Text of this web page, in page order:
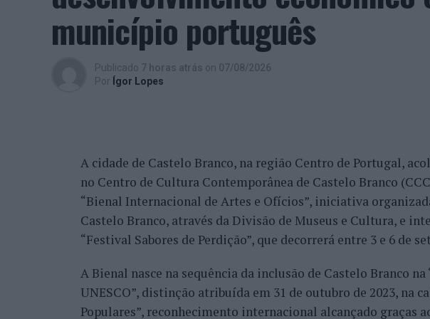
alguns jogadores.
Entre os portugueses, Tiago Torres e Jaime Faria
edição, ambos alcançando os quartos de final. Torres assinou
Já Jaime Faria venceu o peruano Gonzalo Bueno e o
alcançando também os quartos de final, onde acabou
Darderi, num encontro decidido em três sets.
Nuno Borges, principal representante nacional no quadro
segunda ronda pelo argentino Román Andrés Burruchaga,
sets.
Henrique Rocha e Frederico Ferreira Silva despediram-se na
município português
Publicado 7 horas atrás on 07/08/2026
Por Ígor Lopes
A cidade de Castelo Branco, na região Centro de Portugal,
no Centro de Cultura Contemporânea de Castelo Branco
“Bienal Internacional de Artes e Ofícios”, iniciativa
Castelo Branco, através da Divisão de Museus e Cultura, e
“Festival Sabores de Perdição”, que decorrerá entre 3 e 6 de
A Bienal nasce na sequência da inclusão de Castelo Branco
UNESCO”, distinção atribuída em 31 de outubro de 2023, na
Populares”, reconhecimento internacional alcançado graças